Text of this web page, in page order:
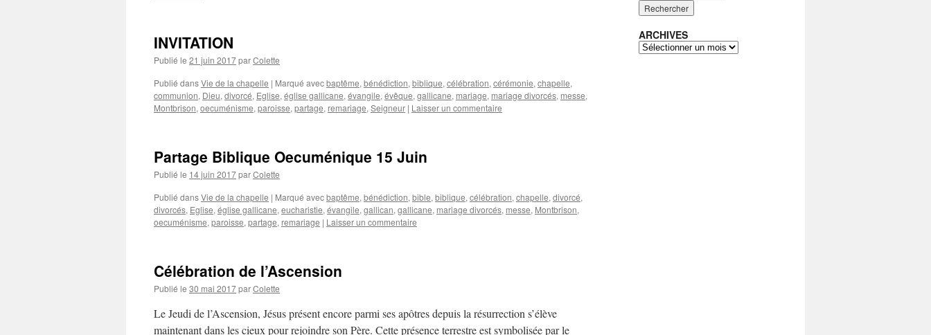
INVITATION
Publié le 21 juin 2017parColette
Publié dansVie de la chapelle | Marqué avecbaptême, bénédiction, biblique, célébration, cérémonie, chapelle,
communion, Dieu, divorcé, Eglise, église gallicane, évangile, évêque, gallicane, mariage, mariage divorcés, messe,
Montbrison, oecuménisme, paroisse, partage, remariage, Seigneur | Laisser un commentaire
Partage Biblique Oecuménique 15 Juin
Publié le 14 juin 2017parColette
Publié dansVie de la chapelle | Marqué avecbaptême, bénédiction, bible, biblique, célébration, chapelle, divorcé,
divorcés, Eglise, église gallicane, eucharistie, évangile, gallican, gallicane, mariage divorcés, messe, Montbrison,
oecuménisme, paroisse, partage, remariage | Laisser un commentaire
Célébration de l’Ascension
Publié le 30 mai 2017parColette
Le Jeudi de l’Ascension, Jésus présent encore parmi ses apôtres depuis la résurrection s’élève
maintenant dans les cieux pour rejoindre son Père. Cette présence terrestre est symbolisée par le
ARCHIVES
ARCHIVES